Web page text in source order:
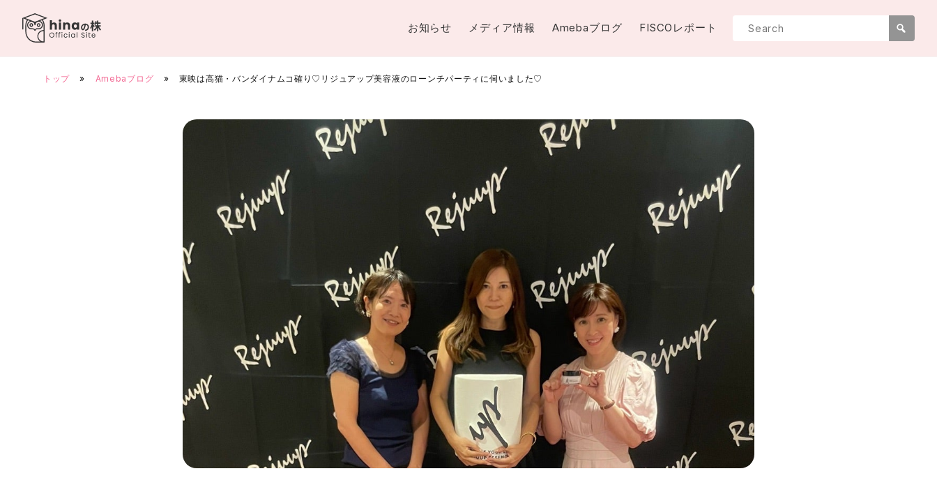
お知らせ メディア情報 Amebaブログ FISCOレポート
トップ » Amebaブログ » 東映は高猫・バンダイナムコ確り♡リジュアップ美容液のローンチパーティに伺いました♡